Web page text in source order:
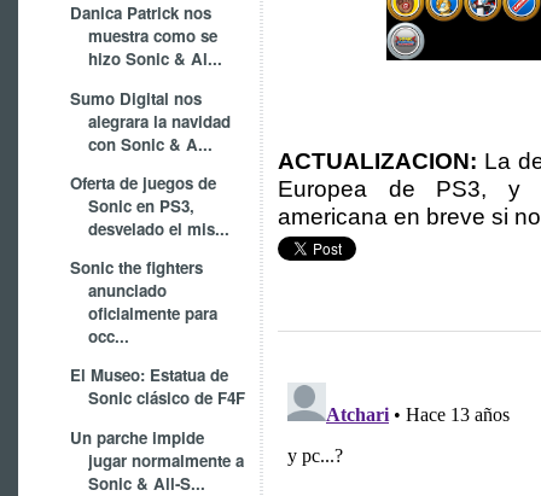
Danica Patrick nos
muestra como se
hizo Sonic & Al...
Sumo Digital nos
alegrara la navidad
con Sonic & A...
Oferta de juegos de
Sonic en PS3,
desvelado el mis...
Sonic the fighters
anunciado
oficialmente para
occ...
El Museo: Estatua de
Sonic clásico de F4F
Un parche impide
jugar normalmente a
Sonic & All-S...
ACTUALIZACION: La
Europea de PS3, y
americana en breve si